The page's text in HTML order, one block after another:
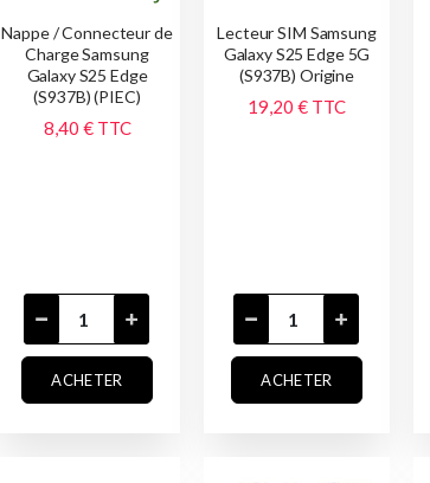
Nappe / Connecteur de
Charge Samsung
Galaxy S25 Edge
(S937B) (PIEC)
8,40 € TTC
ACHETER
Lecteur SIM Samsung
Galaxy S25 Edge 5G
(S937B) Origine
19,20 € TTC
ACHETER